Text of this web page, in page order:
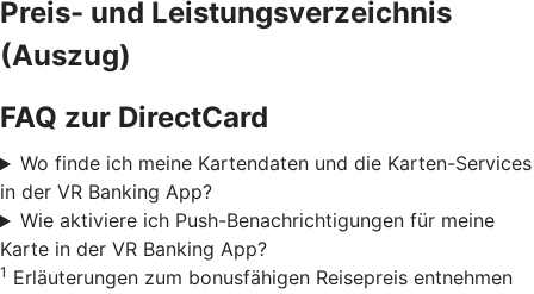
Preis- und Leistungsverzeichnis
(Auszug)
FAQ zur DirectCard
Wo finde ich meine Kartendaten und die Karten-Services
in der VR Banking App?
Wie aktiviere ich Push-Benachrichtigungen für meine
Karte in der VR Banking App?
1 Erläuterungen zum bonusfähigen Reisepreis entnehmen